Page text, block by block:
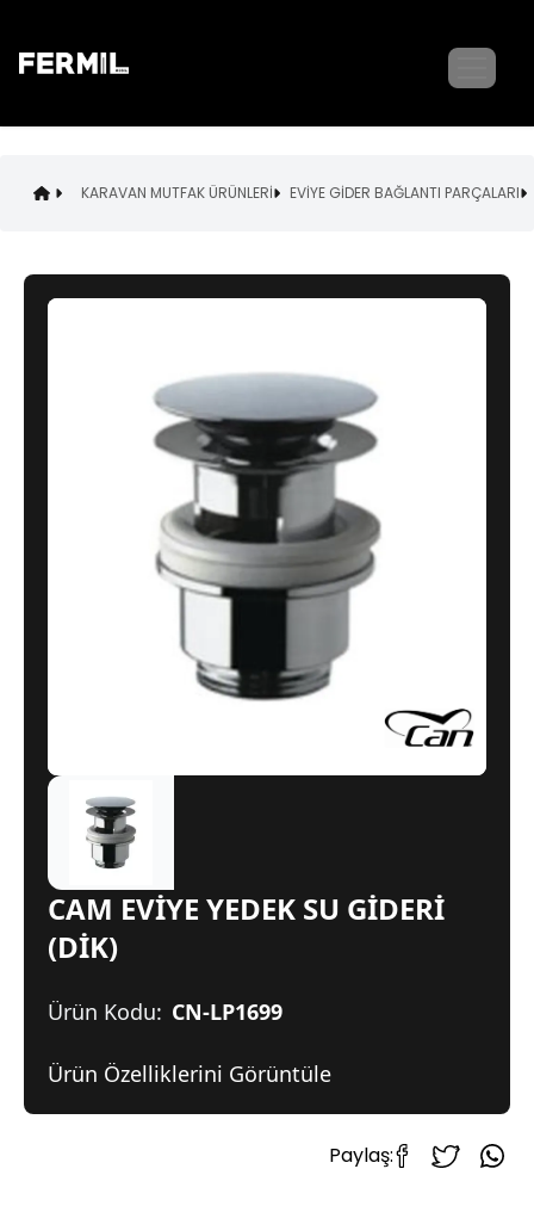
KARAVAN MUTFAK ÜRÜNLERİ EVİYE GİDER BAĞLANTI PARÇALARI
CAM EVİYE YEDEK SU GİDERİ
(DİK)
Ürün Kodu: CN-LP1699
Ürün Özelliklerini Görüntüle
Paylaş: